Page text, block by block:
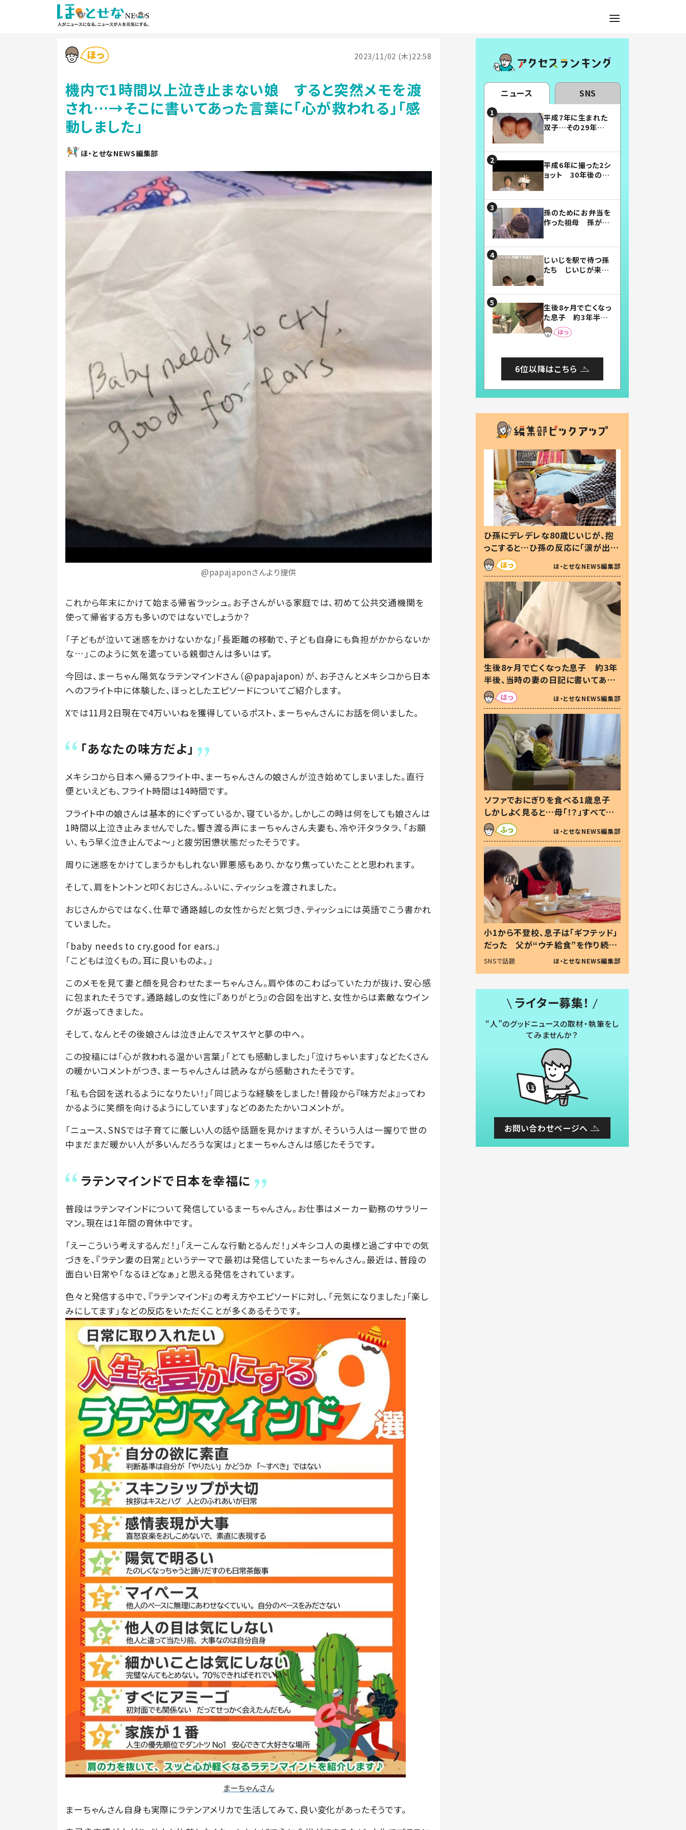
2023/11/02 (木)22:58
機内で1時間以上泣き止まない娘 すると突然メモを渡
され…→そこに書いてあった言葉に「心が救われる」「感
動しました」
ほ・とせなNEWS編集部
@papajaponさんより提供
これから年末にかけて始まる帰省ラッシュ。お子さんがいる家庭では、初めて公共交通機関を
使って帰省する方も多いのではないでしょうか？
「子どもが泣いて迷惑をかけないかな」「長距離の移動で、子ども自身にも負担がかからないか
な…」このように気を遣っている親御さんは多いはず。
今回は、まーちゃん陽気なラテンマインドさん（@papajapon）が、お子さんとメキシコから日本
へのフライト中に体験した、ほっとしたエピソードについてご紹介します。
Xでは11月2日現在で4万いいねを獲得しているポスト、まーちゃんさんにお話を伺いました。
「あなたの味方だよ」
メキシコから日本へ帰るフライト中、まーちゃんさんの娘さんが泣き始めてしまいました。直行
便といえども、フライト時間は14時間です。
フライト中の娘さんは基本的にぐずっているか、寝ているか。しかしこの時は何をしても娘さんは
1時間以上泣き止みませんでした。響き渡る声にまーちゃんさん夫妻も、冷や汗タラタラ、「お願
い、もう早く泣き止んでよ〜」と疲労困憊状態だったそうです。
周りに迷惑をかけてしまうかもしれない罪悪感もあり、かなり焦っていたことと思われます。
そして、肩をトントンと叩くおじさん。ふいに、ティッシュを渡されました。
おじさんからではなく、仕草で通路越しの女性からだと気づき、ティッシュには英語でこう書かれ
ていました。
「baby needs to cry.good for ears.」
「こどもは泣くもの。耳に良いものよ。」
このメモを見て妻と顔を見合わせたまーちゃんさん。肩や体のこわばっていた力が抜け、安心感
に包まれたそうです。通路越しの女性に『ありがとう』の合図を出すと、女性からは素敵なウイン
クが返ってきました。
そして、なんとその後娘さんは泣き止んでスヤスヤと夢の中へ。
この投稿には「心が救われる温かい言葉」「とても感動しました」「泣けちゃいます」などたくさん
の暖かいコメントがつき、まーちゃんさんは読みながら感動されたそうです。
「私も合図を送れるようになりたい！」「同じような経験をしました！普段から『味方だよ』ってわ
かるように笑顔を向けるようにしています」などのあたたかいコメントが。
「ニュース、SNSでは子育てに厳しい人の話や話題を見かけますが、そういう人は一握りで世の
中まだまだ暖かい人が多いんだろうな実は」とまーちゃんさんは感じたそうです。
ラテンマインドで日本を幸福に
普段はラテンマインドについて発信しているまーちゃんさん。お仕事はメーカー勤務のサラリー
マン。現在は1年間の育休中です。
「えーこういう考えするんだ！」「えーこんな行動とるんだ！」メキシコ人の奥様と過ごす中での気
づきを、『ラテン妻の日常』というテーマで最初は発信していたまーちゃんさん。最近は、普段の
面白い日常や「なるほどなぁ」と思える発信をされています。
色々と発信する中で、『ラテンマインド』の考え方やエピソードに対し、「元気になりました」「楽し
みにしてます」などの反応をいただくことが多くあるそうです。
まーちゃんさん
まーちゃんさん自身も実際にラテンアメリカで生活してみて、良い変化があったそうです。
ニュース SNS
平成7年に生まれた
双子…その29年後
平成6年に撮った2シ
ョット 30年後の姿
孫のためにお弁当を
作った祖母 孫が絶
じいじを駅で待つ孫
たち じいじが来た
まらない」「幸せにな
れる」
生後8ヶ月で亡くなっ
た息子 約3年半
後、当時の妻の日記
に書いてあった本音
6位以降はこちら
ひ孫にデレデレな80歳じいじが、抱
っこすると…ひ孫の反応に「涙が出ま
した」「可愛くて仕方ない」
ほ・とせなNEWS編集部
生後8ヶ月で亡くなった息子 約3年
半後、当時の妻の日記に書いてあっ
た本音とは
ほ・とせなNEWS編集部
ソファでおにぎりを食べる1歳息子
しかしよく見ると…母「！？」すべてを
察した母の投稿に「可愛いから許
す！」「現行犯〜」
ほ・とせなNEWS編集部
小1から不登校、息子は「ギフテッド」
だった 父が“ウチ給食”を作り続け
る理由とは #令和の親 #令和の子
SNSで話題 ほ・とせなNEWS編集部
ライター募集！
“人”のグッドニュースの取材・執筆をし
てみませんか？
お問い合わせページへ